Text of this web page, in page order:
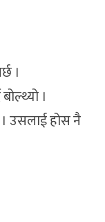
।
।
। उसलाई होस नै